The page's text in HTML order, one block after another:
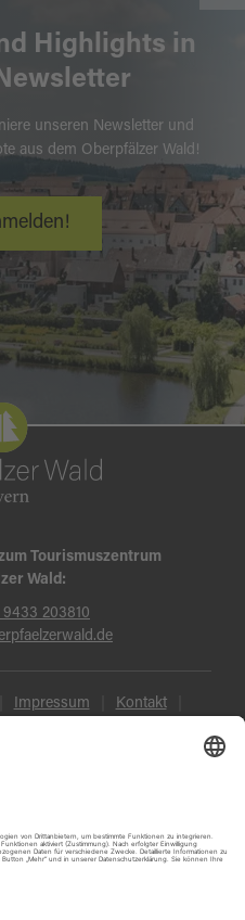
Highlights in
unseren Newsletter und
aus dem Oberpfälzer Wald!
Tourismuszentrum
Wald:
203810
Impressum Kontakt